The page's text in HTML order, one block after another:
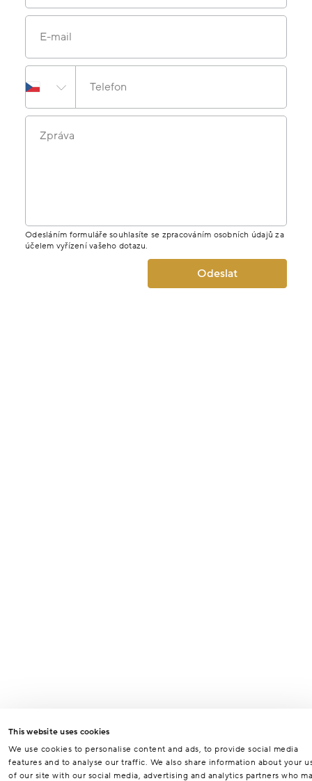
This website uses cookies
We use cookies to personalise content and ads, to provide social media
features and to analyse our traffic. We also share information about your
of our site with our social media, advertising and analytics partners who
E-mail
Telefon
Zpráva
Odesláním formuláře souhlasíte se zpracováním osobních údajů za
účelem vyřízení vašeho dotazu.
Odeslat